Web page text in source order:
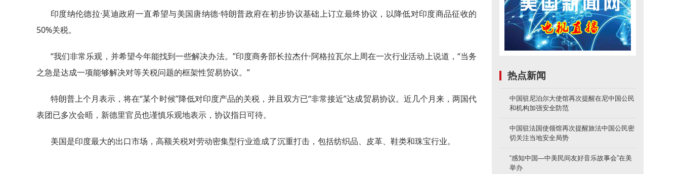
印度纳伦德拉·莫迪政府一直希望与美国唐纳德·特朗普政府在初步协议基础上订立最终协议，以降低对印度商品征收的
50%关税。
“我们非常乐观，并希望今年能找到一些解决办法。”印度商务部长拉杰什·阿格拉瓦尔上周在一次行业活动上说道，“当务
之急是达成一项能够解决对等关税问题的框架性贸易协议。”
特朗普上个月表示，将在“某个时候”降低对印度产品的关税，并且双方已“非常接近”达成贸易协议。近几个月来，两国代
表团已多次会晤，新德里官员也谨慎乐观地表示，协议指日可待。
美国是印度最大的出口市场，高额关税对劳动密集型行业造成了沉重打击，包括纺织品、皮革、鞋类和珠宝行业。
热点新闻
中国驻尼泊尔大使馆再次提醒在尼中国公民
和机构加强安全防范
中国驻法国使领馆再次提醒旅法中国公民密
切关注当地安全局势
“感知中国—中美民间友好音乐故事会”在美
举办